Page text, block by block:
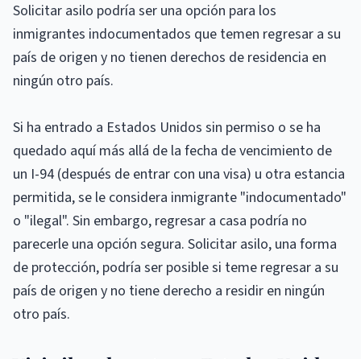
Solicitar asilo podría ser una opción para los
inmigrantes indocumentados que temen regresar a su
país de origen y no tienen derechos de residencia en
ningún otro país.
Si ha entrado a Estados Unidos sin permiso o se ha
quedado aquí más allá de la fecha de vencimiento de
un I-94 (después de entrar con una visa) u otra estancia
permitida, se le considera inmigrante "indocumentado"
o "ilegal". Sin embargo, regresar a casa podría no
parecerle una opción segura. Solicitar asilo, una forma
de protección, podría ser posible si teme regresar a su
país de origen y no tiene derecho a residir en ningún
otro país.